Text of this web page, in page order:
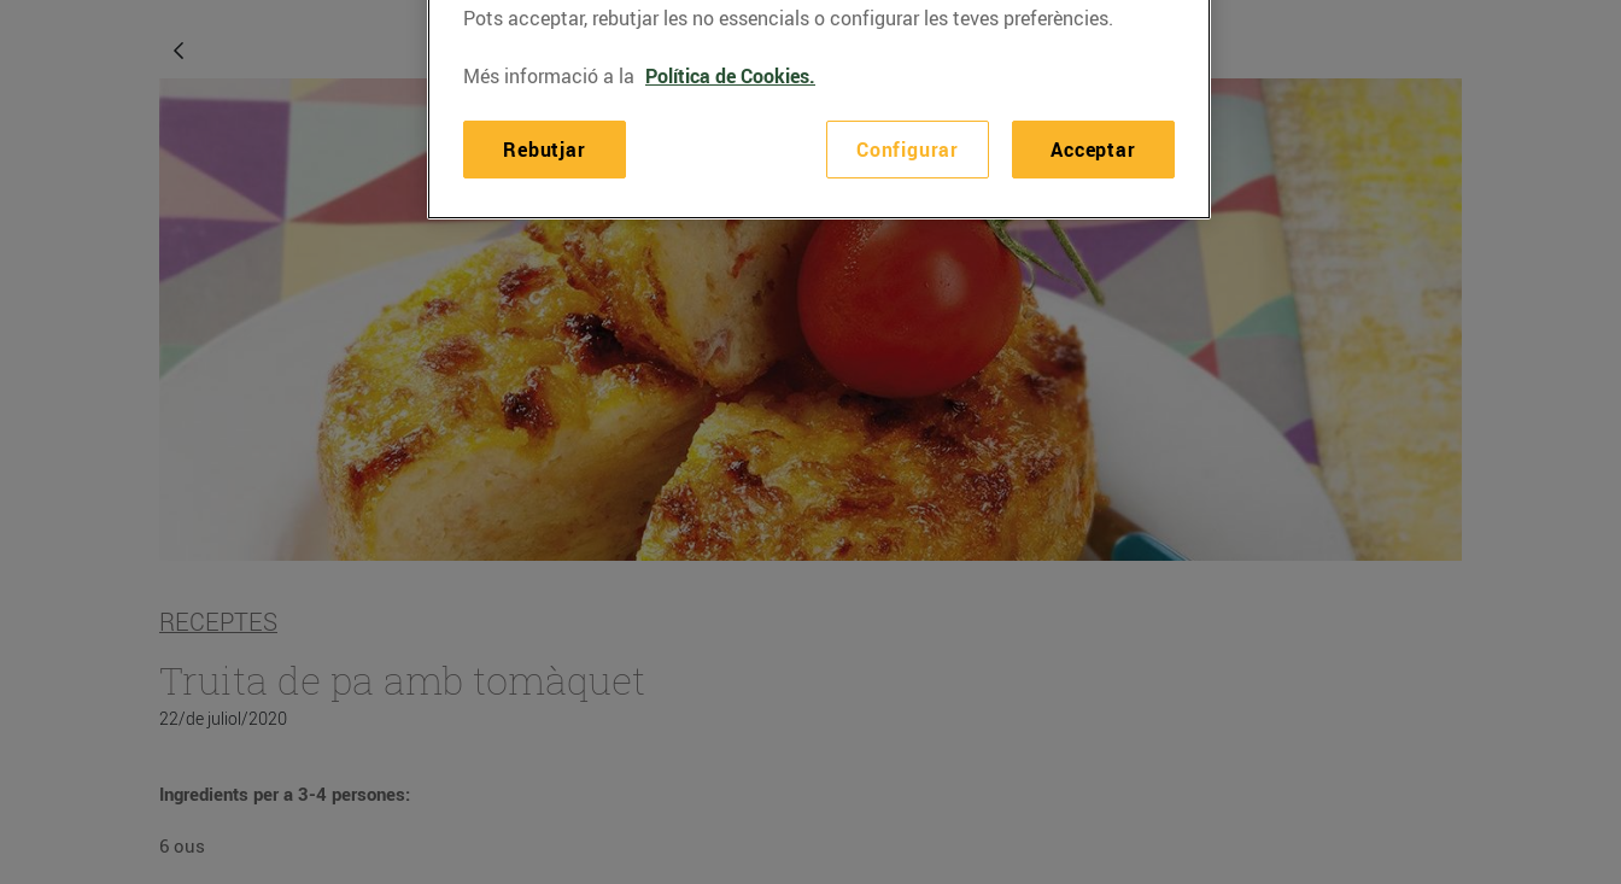
RECEPTES
Truita de pa amb tomàquet
22/de juliol/2020
Ingredients per a 3-4 persones:
6 ous
Pots acceptar, rebutjar les no essencials o configurar les teves preferències.
Més informació a la Política de Cookies.
Configurar
Rebutjar Acceptar